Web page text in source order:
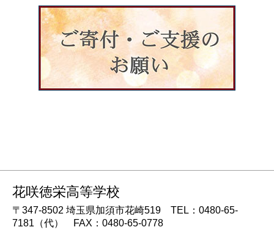
花咲徳栄高等学校
〒347-8502 埼玉県加須市花崎519 TEL：0480-65-
7181（代） FAX：0480-65-0778